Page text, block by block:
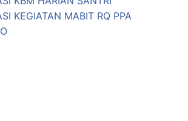
KEGIATAN MABIT RQ PPA